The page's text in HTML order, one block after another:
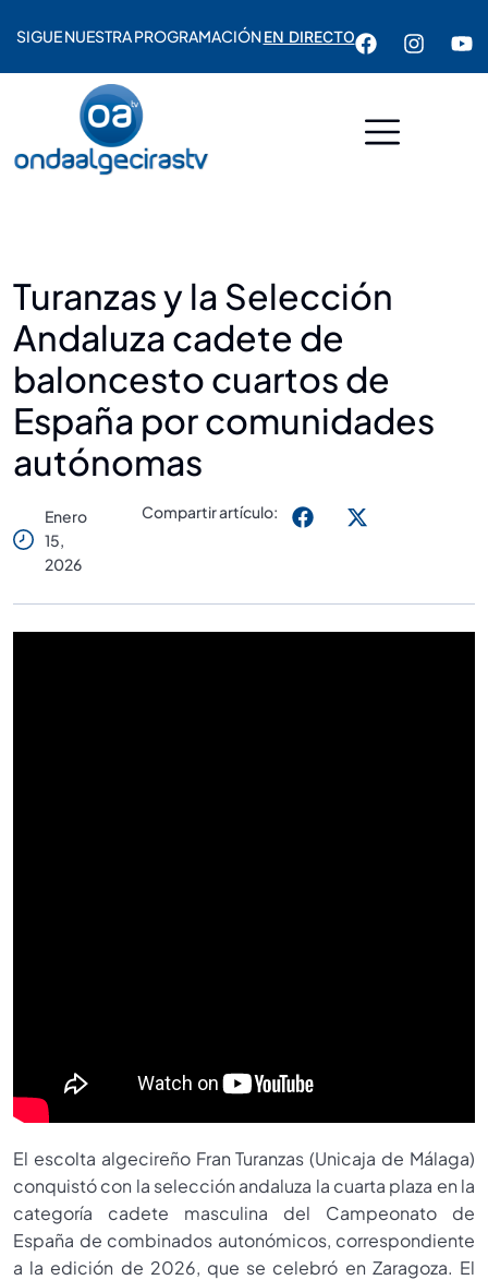
SIGUE NUESTRA PROGRAMACIÓNEN DIRECTO
Turanzas y la Selección
Andaluza cadete de
baloncesto cuartos de
España por comunidades
autónomas
Enero
15,
2026
Compartir artículo:
El escolta algecireño Fran Turanzas (Unicaja de Málaga)
conquistó con la selección andaluza la cuarta plaza en la
categoría cadete masculina del Campeonato de
España de combinados autonómicos, correspondiente
a la edición de 2026, que se celebró en Zaragoza. El